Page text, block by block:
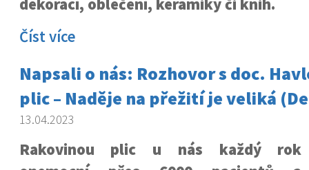
dekorací, oblečení, keramiky či knih.
Číst více
Napsali o nás: Rozhovor s doc.
plic – Naděje na přežití je veliká
13.04.2023
Rakovinou plic u nás každý rok